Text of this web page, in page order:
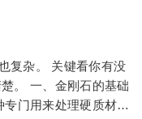
复杂。 关键看你有没
。 一、金刚石的基础
门用来处理硬质材料